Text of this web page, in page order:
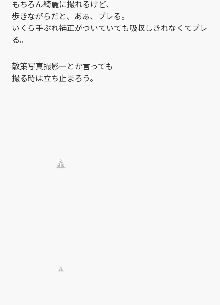
もちろん綺麗に撮れるけど、
歩きながらだと、あぁ、ブレる。
いくら手ぶれ補正がついていても吸収しきれなくてブレ
る。
散策写真撮影ーとか言っても
撮る時は立ち止まろう。